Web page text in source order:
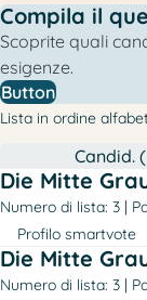
Compila il
Scoprite quali
esigenze.
Button
Lista in ordine
Candid.
Die Mitte
Numero di lista: 3
Profilo smartvote
Die Mitte
Numero di lista: 3